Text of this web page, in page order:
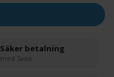
Säker betalning
med Svea